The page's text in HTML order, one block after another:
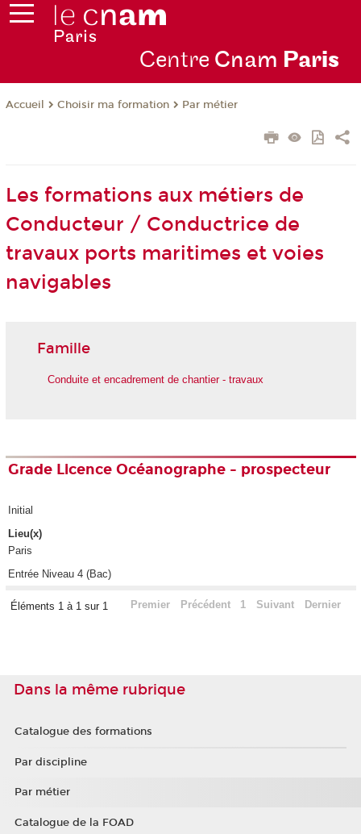
Centre Cnam Paris
Accueil Choisir ma formation Par métier
Les formations aux métiers de
Conducteur / Conductrice de
travaux ports maritimes et voies
navigables
Famille
Conduite et encadrement de chantier - travaux
Grade Licence Océanographe - prospecteur
Initial
Lieu(x)
Paris
Entrée Niveau 4 (Bac)
Éléments 1 à 1 sur 1 Premier Précédent 1 Suivant Dernier
Dans la même rubrique
Catalogue des formations
Par discipline
Par métier
Catalogue de la FOAD